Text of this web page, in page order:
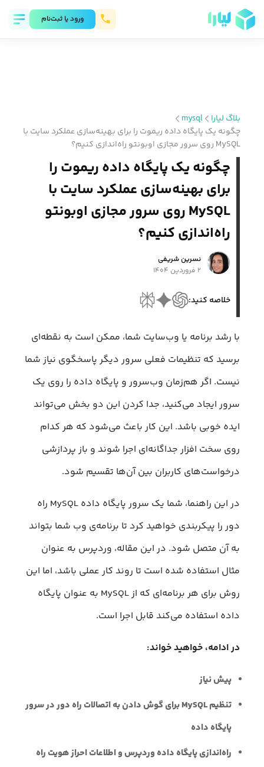
ورود يا ثبت‌نام
بلاگ لیارا
mysql
چگونه یک پایگاه داده ریموت را برای بهینه‌سازی عملکرد سایت با
MySQL روی سرور مجازی اوبونتو راه‌اندازی کنیم؟
چگونه یک پایگاه داده ریموت را
برای بهینه‌سازی عملکرد سایت با
MySQL روی سرور مجازی اوبونتو
راه‌اندازی کنیم؟
نسرین شریفی
۲ فروردین ۱۴۰۴
خلاصه کنید:
با رشد برنامه یا وب‌سایت شما، ممکن است به نقطه‌ای
برسید که تنظیمات فعلی سرور دیگر پاسخگوی نیاز شما
نیست. اگر هم‌زمان وب‌سرور و پایگاه داده را روی یک
سرور ایجاد می‌کنید، جدا کردن این دو بخش می‌تواند
ایده خوبی باشد. این کار باعث می‌شود که هر کدام
روی سخت افزار جداگانه‌ای اجرا شوند و باز پردازشی
درخواست‌های کاربران بین آن‌ها تقسیم شود.
در این راهنما، شما یک سرور پایگاه داده MySQL راه
دور را پیکربندی خواهید کرد تا برنامه‌ی وب شما بتواند
به آن متصل شود. در این مقاله، وردپرس به عنوان
مثال استفاده شده است تا روند کار عملی باشد، اما این
روش برای هر برنامه‌ای که از MySQL به عنوان پایگاه
داده استفاده می‌کند قابل اجرا است.
در ادامه، خواهید خواند:
پیش نیاز
تنظیم MySQL برای گوش دادن به اتصالات راه دور در سرور
پایگاه داده
راه‌اندازی پایگاه داده وردپرس و اطلاعات احراز هویت راه